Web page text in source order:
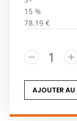
15 %
78.19 €
AJOUTER AU